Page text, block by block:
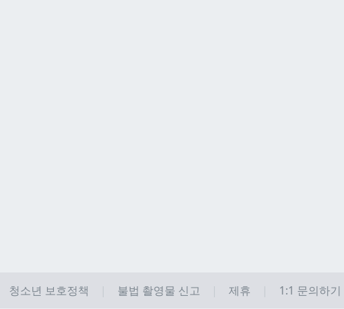
청소년 보호정책 불법 촬영물 신고 제휴 1:1 문의하기